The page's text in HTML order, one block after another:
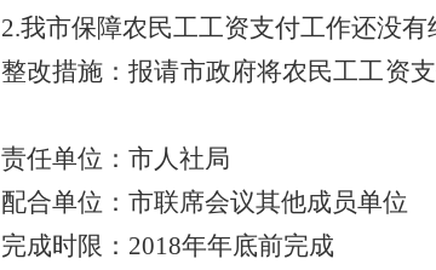
2.我市保障农民工工资支付工作还没
整改措施：报请市政府将农民工工资
责任单位：市人社局
配合单位：市联席会议其他成员单位
完成时限： 2018年年底前完成